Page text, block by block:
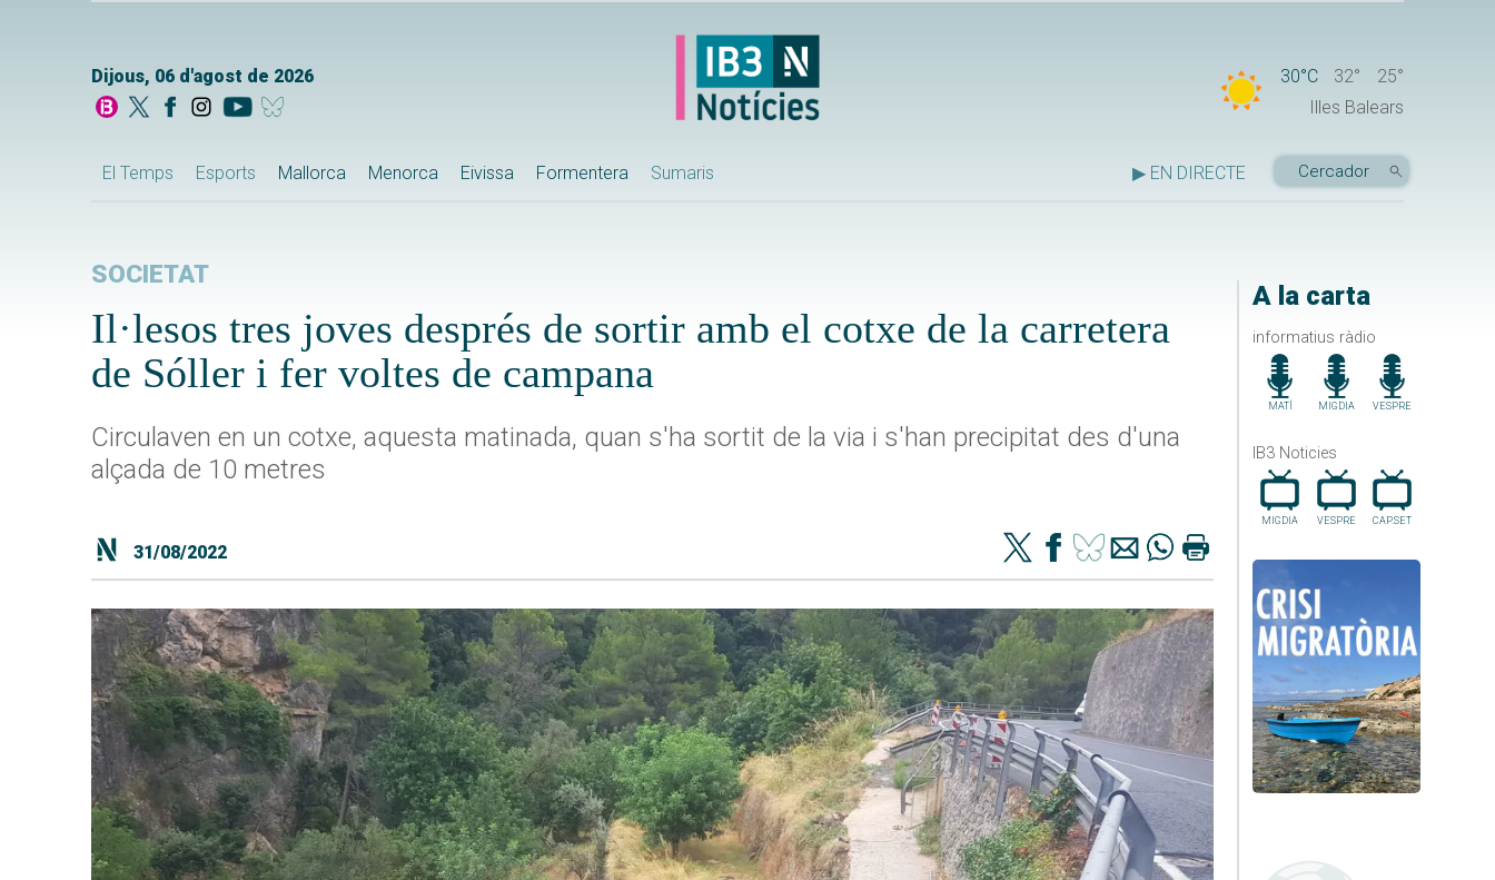
Dijous, 06 d'agost de 2026 30°C 32°
25°
Illes Balears
El Temps Esports Mallorca Menorca Eivissa Formentera Sumaris ▶ EN DIRECTE
A la carta
informatius ràdio
MATÍ MIGDIA VESPRE
IB3 Noticies
MIGDIA VESPRE CAP.SET
SOCIETAT
Il·lesos tres joves després de sortir amb el cotxe de la carretera
de Sóller i fer voltes de campana
Circulaven en un cotxe, aquesta matinada, quan s'ha sortit de la via i s'han precipitat des d'una
alçada de 10 metres
31/08/2022